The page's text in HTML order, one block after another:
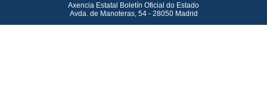
Axencia Estatal Boletín Oficial do Estado
Avda.de Manoteras, 54 - 28050 Madrid